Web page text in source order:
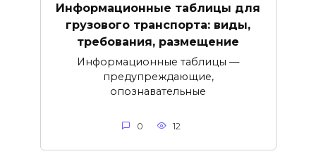
Информационные таблицы для
грузового транспорта: виды,
требования, размещение
Информационные таблицы —
предупреждающие,
опознавательные
0 12